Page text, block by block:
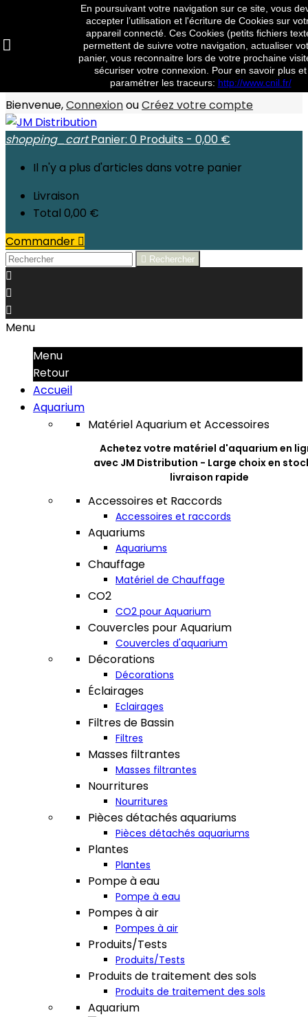
En poursuivant votre navigation sur ce site, vous
accepter l’utilisation et l'écriture de Cookies sur
appareil connecté. Ces Cookies (petits fichiers
permettent de suivre votre navigation, actualiser
panier, vous reconnaitre lors de votre prochaine
sécuriser votre connexion. Pour en savoir plus et
paramétrer les traceurs: http://www.cnil.fr/
Téléphone:03 88 91 95 10Email:
commandes@jm-distribution.fr
Connexion
Créez votre compte
Bienvenue,ConnexionouCréez votre compte
shopping_cart Panier: 0 Produits - 0,00 €
Il n'y a plus d'articles dans votre panier
Livraison
Total 0,00 €
Commander 
 Rechercher



Menu
Menu
Retour
Accueil
Aquarium
Matériel Aquarium et Accessoires
Achetez votre matériel d'aquarium en
avec JM Distribution - Large choix en
livraison rapide
Accessoires et Raccords
Accessoires et raccords
Aquariums
Aquariums
Chauffage
Matériel de Chauffage
CO2
CO2 pour Aquarium
Couvercles pour Aquarium
Couvercles d'aquarium
Décorations
Décorations
Éclairages
Eclairages
Filtres de Bassin
Filtres
Masses filtrantes
Masses filtrantes
Nourritures
Nourritures
Pièces détachés aquariums
Pièces détachés aquariums
Plantes
Plantes
Pompe à eau
Pompe à eau
Pompes à air
Pompes à air
Produits/Tests
Produits/Tests
Produits de traitement des sols
Produits de traitement des sols
Aquarium